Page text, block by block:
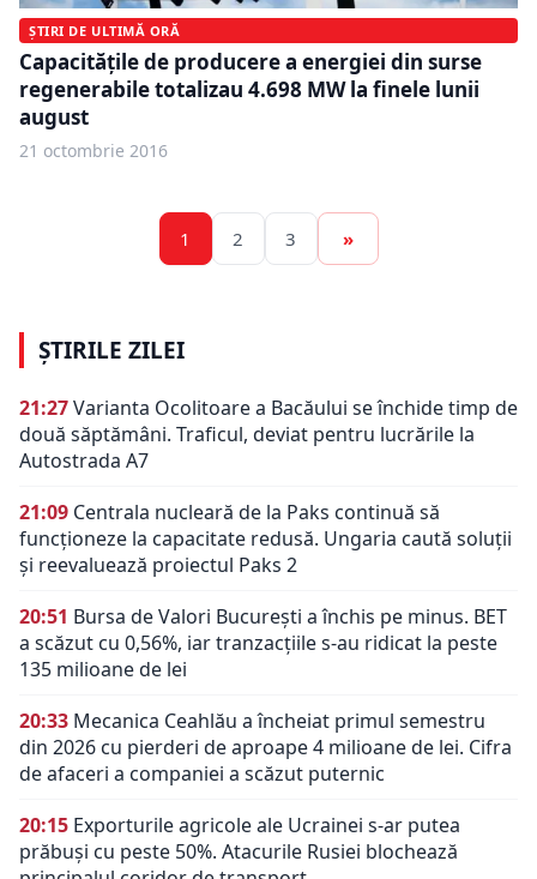
ȘTIRI DE ULTIMĂ ORĂ
Capacităţile de producere a energiei din surse
regenerabile totalizau 4.698 MW la finele lunii
august
21 octombrie 2016
1 2 3 »
ȘTIRILE ZILEI
21:27Varianta Ocolitoare a Bacăului se închide timp de
două săptămâni. Traficul, deviat pentru lucrările la
Autostrada A7
21:09 Centrala nucleară de la Paks continuă să
funcționeze la capacitate redusă. Ungaria caută soluții
și reevaluează proiectul Paks 2
20:51 Bursa de Valori București a închis pe minus. BET
a scăzut cu 0,56%, iar tranzacțiile s-au ridicat la peste
135 milioane de lei
20:33 Mecanica Ceahlău a încheiat primul semestru
din 2026 cu pierderi de aproape 4 milioane de lei. Cifra
de afaceri a companiei a scăzut puternic
20:15 Exporturile agricole ale Ucrainei s-ar putea
prăbuși cu peste 50%. Atacurile Rusiei blochează